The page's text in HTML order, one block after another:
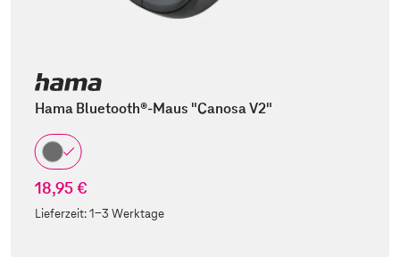
Hama Bluetooth®-Maus "Canosa V2"
18,95 €
Lieferzeit:1-3 Werktage